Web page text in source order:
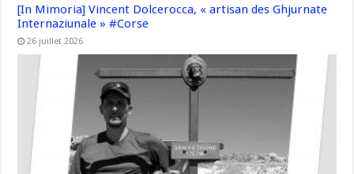
[In Mimoria] Vincent Dolcerocca, « artisan des Ghjurnate
Internaziunale » #Corse
26 juillet 2026